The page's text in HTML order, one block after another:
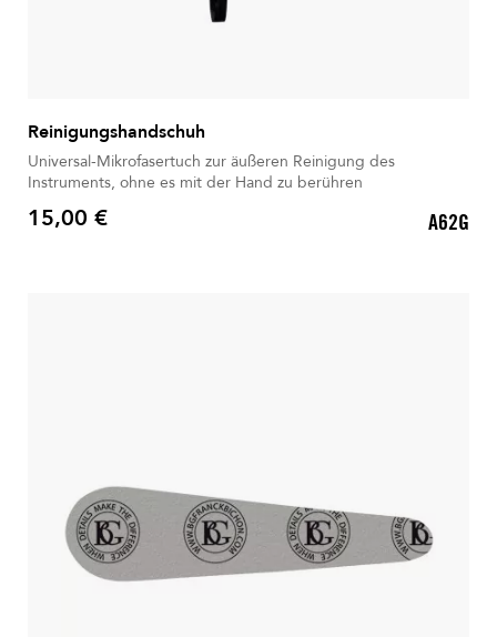
Reinigungshandschuh
Universal-Mikrofasertuch zur äußeren Reinigung des
Instruments, ohne es mit der Hand zu berühren
Preis
15,00 € A62G